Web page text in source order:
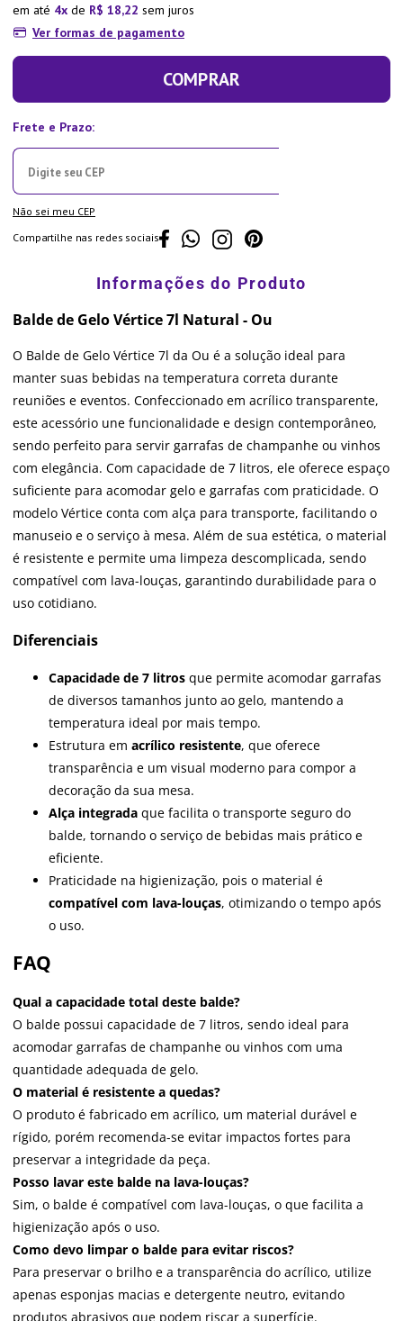
em até 4 de R$ 18,22 sem juros
Ver formas de pagamento
COMPRAR
Não sei meu CEP
Compartilhe nas redes sociais
Balde de Gelo Vértice 7l Natural - Ou
O Balde de Gelo Vértice 7l da Ou é a solução ideal para
manter suas bebidas na temperatura correta durante
reuniões e eventos. Confeccionado em acrílico transparente,
este acessório une funcionalidade e design contemporâneo,
sendo perfeito para servir garrafas de champanhe ou vinhos
com elegância. Com capacidade de 7 litros, ele oferece espaço
suficiente para acomodar gelo e garrafas com praticidade. O
modelo Vértice conta com alça para transporte, facilitando o
manuseio e o serviço à mesa. Além de sua estética, o material
é resistente e permite uma limpeza descomplicada, sendo
compatível com lava-louças, garantindo durabilidade para o
uso cotidiano.
Diferenciais
Capacidade de 7 litros que permite acomodar garrafas
de diversos tamanhos junto ao gelo, mantendo a
temperatura ideal por mais tempo.
Estrutura em acrílico resistente, que oferece
transparência e um visual moderno para compor a
decoração da sua mesa.
Alça integrada que facilita o transporte seguro do
balde, tornando o serviço de bebidas mais prático e
eficiente.
Praticidade na higienização, pois o material é
compatível com lava-louças, otimizando o tempo após
o uso.
FAQ
Qual a capacidade total deste balde?
O balde possui capacidade de 7 litros, sendo ideal para
acomodar garrafas de champanhe ou vinhos com uma
quantidade adequada de gelo.
O material é resistente a quedas?
O produto é fabricado em acrílico, um material durável e
rígido, porém recomenda-se evitar impactos fortes para
preservar a integridade da peça.
Posso lavar este balde na lava-louças?
Sim, o balde é compatível com lava-louças, o que facilita a
higienização após o uso.
Como devo limpar o balde para evitar riscos?
Para preservar o brilho e a transparência do acrílico, utilize
apenas esponjas macias e detergente neutro, evitando
produtos abrasivos que podem riscar a superfície.